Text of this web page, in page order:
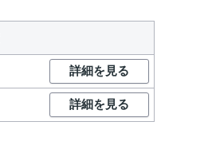
詳細を見る
詳細を見る